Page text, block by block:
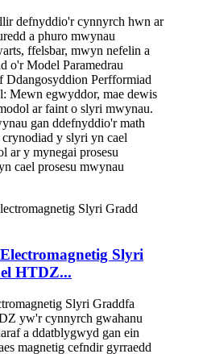
defnyddio'r cynnyrch hwn ar
a phuro mwynau
ffelsbar, mwyn nefelin a
o'r Model Paramedrau
Ddangosyddion Perfformiad
Mewn egwyddor, mae dewis
ar faint o slyri mwynau.
gan ddefnyddio'r math
y slyri yn cael
ar y mynegai prosesu
cael prosesu mwynau
Slyri
HTDZ...
Slyri Graddfa
yw'r cynnyrch gwahanu
a ddatblygwyd gan ein
magnetig cefndir gyrraedd